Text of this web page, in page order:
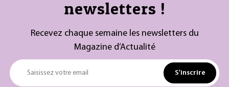
newsletters !
Recevez chaque semaine les newsletters du
Magazine d’Actualité
Saisissez votre email S'inscrire